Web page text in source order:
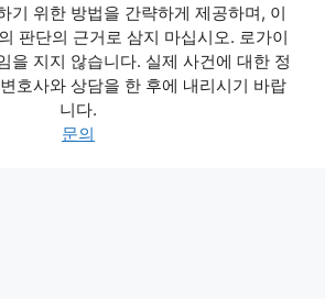
기 위한 방법을 간략하게 제공하며, 이
판단의 근거로 삼지 마십시오. 로가이
을 지지 않습니다. 실제 사건에 대한 정
호사와 상담을 한 후에 내리시기 바랍
니다.
문의